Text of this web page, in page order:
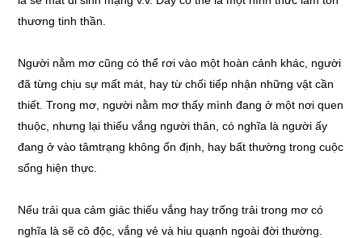
thương tinh thần.
Người nằm mơ cũng có thể rơi vào một hoàn cảnh khác, người
đã từng chịu sự mất mát, hay từ chối tiếp nhận những vật cần
thiết. Trong mơ, người nằm mơ thấy mình đang ở một nơi quen
thuộc, nhưng lại thiếu vắng người thân, có nghĩa là người ấy
đang ở vào tâmtrạng không ổn định, hay bất thường trong cuộc
sống hiện thực.
Nếu trải qua cảm giác thiếu vắng hay trống trải trong mơ có
nghĩa là sẽ cô độc, vắng vẻ và hiu quạnh ngoài đời thường.